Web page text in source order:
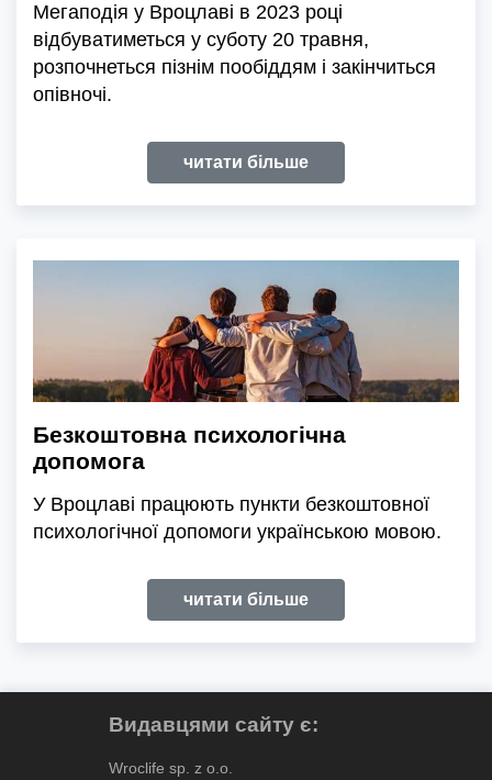
Мегаподія у Вроцлаві в 2023 році
відбуватиметься у суботу 20 травня,
розпочнеться пізнім пообіддям і закінчиться
опівночі.
читати більше
Безкоштовна психологічна
допомога
У Вроцлаві працюють пункти безкоштовної
психологічної допомоги українською мовою.
читати більше
Видавцями сайту є:
Wroclife sp. z o.o.